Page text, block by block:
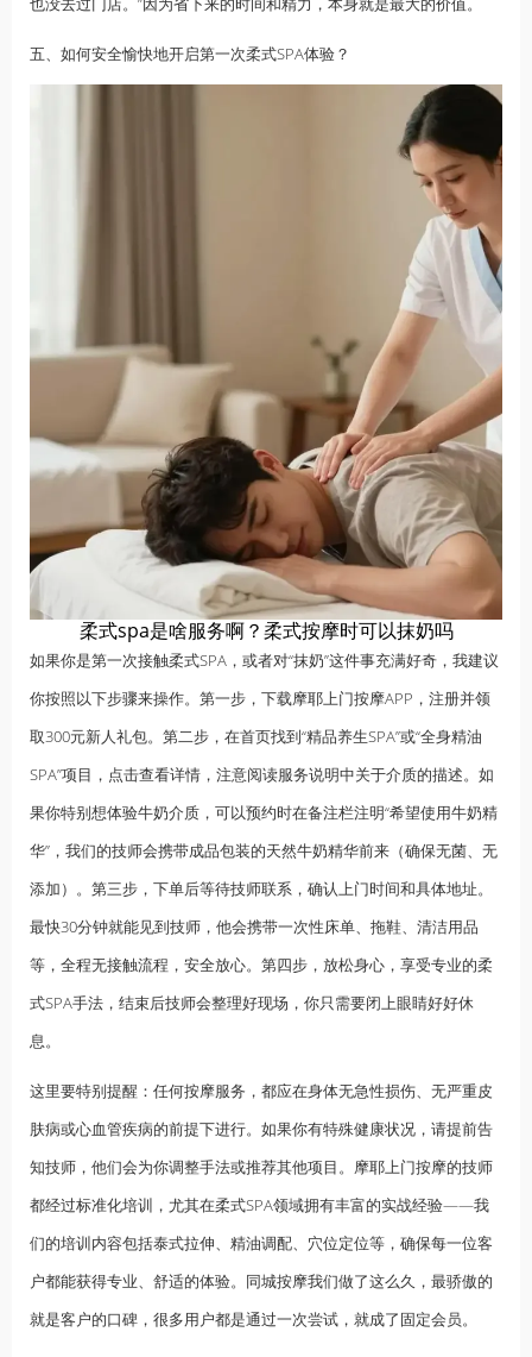
五、如何安全愉快地开启第一次柔式SPA体验？
柔式spa是啥服务啊？柔式按摩时可以抹奶吗
如果你是第一次接触柔式SPA，或者对“抹奶”这件事充满好奇，我建议
你按照以下步骤来操作。第一步，下载摩耶上门按摩APP，注册并领
取300元新人礼包。第二步，在首页找到“精品养生SPA”或“全身精油
SPA”项目，点击查看详情，注意阅读服务说明中关于介质的描述。如
果你特别想体验牛奶介质，可以预约时在备注栏注明“希望使用牛奶精
华”，我们的技师会携带成品包装的天然牛奶精华前来（确保无菌、无
添加）。第三步，下单后等待技师联系，确认上门时间和具体地址。
最快30分钟就能见到技师，他会携带一次性床单、拖鞋、清洁用品
等，全程无接触流程，安全放心。第四步，放松身心，享受专业的柔
式SPA手法，结束后技师会整理好现场，你只需要闭上眼睛好好休
息。
这里要特别提醒：任何按摩服务，都应在身体无急性损伤、无严重皮
肤病或心血管疾病的前提下进行。如果你有特殊健康状况，请提前告
知技师，他们会为你调整手法或推荐其他项目。摩耶上门按摩的技师
都经过标准化培训，尤其在柔式SPA领域拥有丰富的实战经验——我
们的培训内容包括泰式拉伸、精油调配、穴位定位等，确保每一位客
户都能获得专业、舒适的体验。同城按摩我们做了这么久，最骄傲的
就是客户的口碑，很多用户都是通过一次尝试，就成了固定会员。